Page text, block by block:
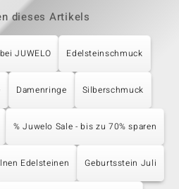
dieses Artikels
JUWELO Edelsteinschmuck
Damenringe Silberschmuck
% Juwelo Sale - bis zu 70% sparen
Edelsteinen Geburtsstein Juli